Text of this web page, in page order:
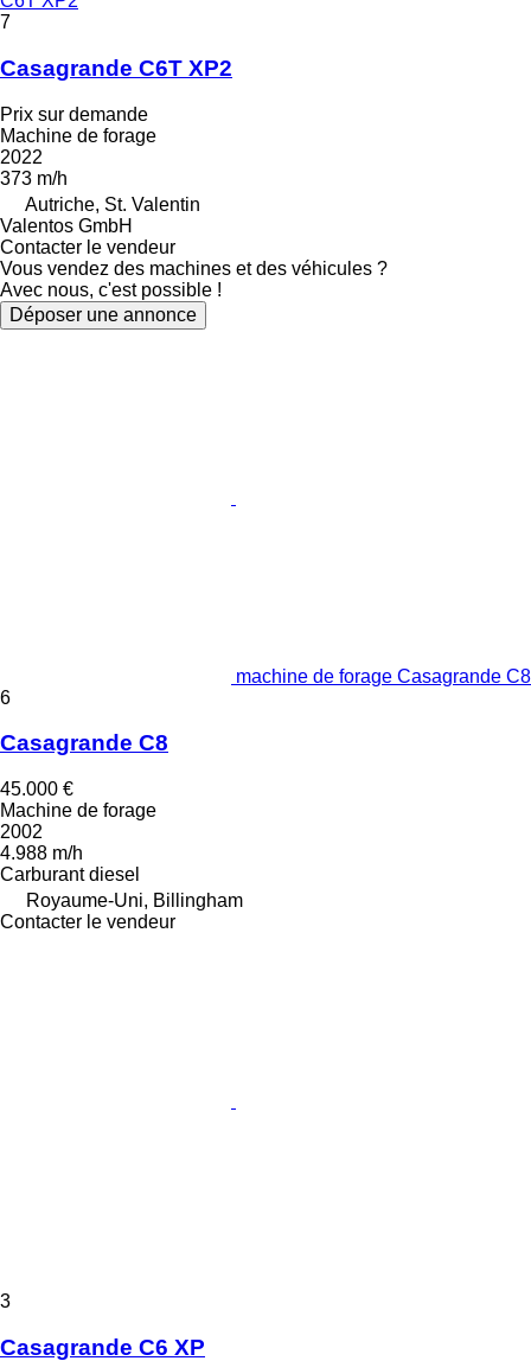
7
Casagrande C6T XP2
Prix sur demande
Machine de forage
2022
373 m/h
Autriche, St. Valentin
Valentos GmbH
Contacter le vendeur
Vous vendez des machines et des véhicules ?
Avec nous, c'est possible !
Déposer une annonce
machine de forage Casagrande C8
6
Casagrande C8
45.000 €
Machine de forage
2002
4.988 m/h
Carburant diesel
Royaume-Uni, Billingham
Contacter le vendeur
3
Casagrande C6 XP